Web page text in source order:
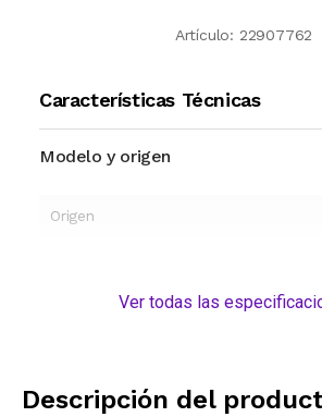
Artículo: 22907762
Características Técnicas
Modelo y origen
Origen
Ver todas las
Descripción del